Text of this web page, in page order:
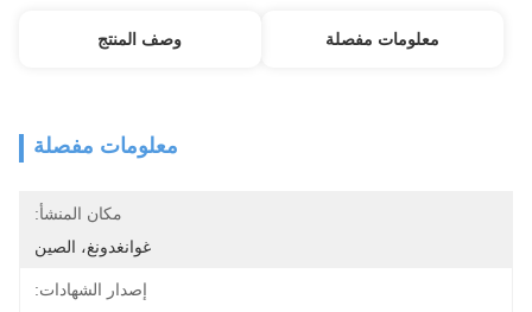
معلومات مفصلة وصف المنتج
معلومات مفصلة
مكان المنشأ:
غوانغدونغ، الصين
إصدار الشهادات: